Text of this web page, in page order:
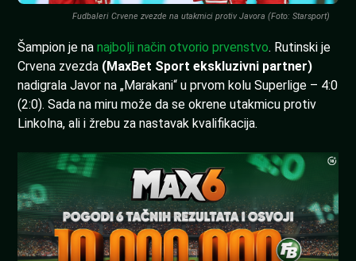
Fudbaleri Crvene zvezde na utakmici protiv Javora (Foto: Starsport)
Šampion je na najbolji način otvorio prvenstvo. Rutinski je
Crvena zvezda (MaxBet Sport ekskluzivni partner)
nadigrala Javor na „Marakani“ u prvom kolu Superlige – 4:0
(2:0). Sada na miru može da se okrene utakmicu protiv
Linkolna, ali i žrebu za nastavak kvalifikacija.